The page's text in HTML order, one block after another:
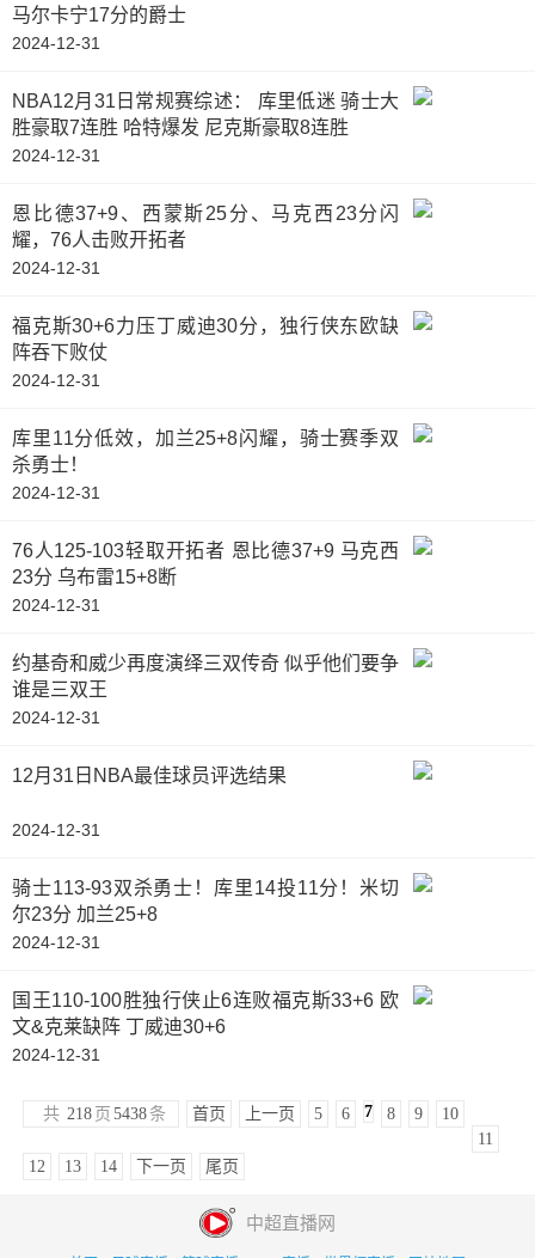
马尔卡宁17分的爵士
2024-12-31
NBA12月31日常规赛综述： 库里低迷 骑士大
胜豪取7连胜 哈特爆发 尼克斯豪取8连胜
2024-12-31
恩比德37+9、西蒙斯25分、马克西23分闪
耀，76人击败开拓者
2024-12-31
福克斯30+6力压丁威迪30分，独行侠东欧缺
阵吞下败仗
2024-12-31
库里11分低效，加兰25+8闪耀，骑士赛季双
杀勇士！
2024-12-31
76人125-103轻取开拓者 恩比德37+9 马克西
23分 乌布雷15+8断
2024-12-31
约基奇和威少再度演绎三双传奇 似乎他们要争
谁是三双王
2024-12-31
12月31日NBA最佳球员评选结果
2024-12-31
骑士113-93双杀勇士！库里14投11分！米切
尔23分 加兰25+8
2024-12-31
国王110-100胜独行侠止6连败福克斯33+6 欧
文&克莱缺阵 丁威迪30+6
2024-12-31
共 218 页 5438条 首页 上一页 5 6 7 8 9
10
11
12
13 14 下一页 尾页
中超直播网